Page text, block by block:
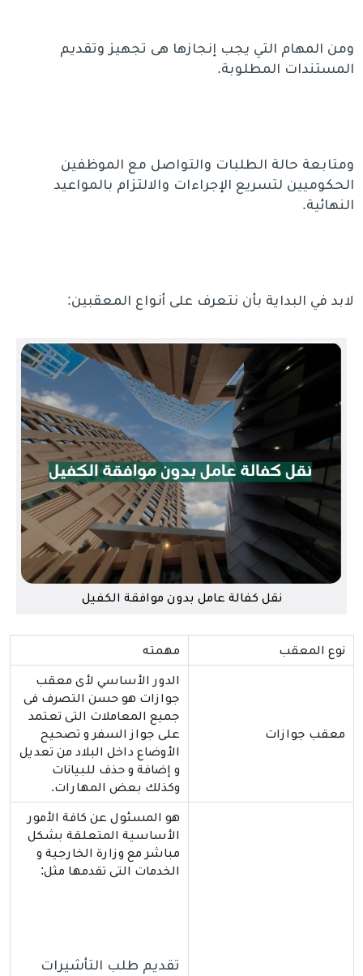
ومن المهام التي يجب إنجازها هى تجهيز وتقديم
المستندات المطلوبة.
ومتابعة حالة الطلبات والتواصل مع الموظفين
الحكوميين لتسريع الإجراءات والالتزام بالمواعيد
النهائية.
لابد في البداية بأن نتعرف على أنواع المعقبين:
نقل كفالة عامل بدون موافقة الكفيل
نوع المعقب مهمته
معقب جوازات
الدور الأساسي لأى معقب
جوازات هو حسن التصرف فى
جميع المعاملات التى تعتمد
على جواز السفر و تصحيح
الأوضاع داخل البلاد من تعديل
و إضافة و حذف للبيانات
وكذلك بعض المهارات.
هو المسئول عن كافة الأمور
الأساسية المتعلقة بشكل
مباشر مع وزارة الخارجية و
الخدمات التى تقدمها مثل:
تقديم طلب التأشيرات